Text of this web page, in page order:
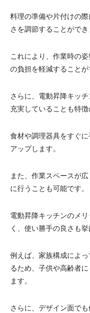
料理の準備や片付けの
さを調節することができ
これにより、作業時の
の負担を軽減することが
さらに、電動昇降キッ
充実していることも特徴
食材や調理器具をすぐ
アップします。
また、作業スペースが
に行うことも可能です。
電動昇降キッチンのメ
く、使い勝手の良さも挙
例えば、家族構成によ
るため、子供や高齢者
ます。
さらに、デザイン面でも